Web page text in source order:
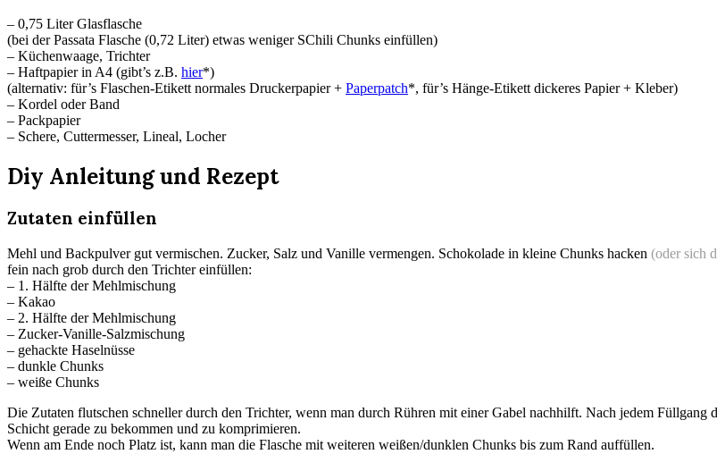
– 0,75 Liter Glasflasche
(bei der Passata Flasche (0,72 Liter) etwas weniger SChili Chunks einfüllen)
– Küchenwaage, Trichter
– Haftpapier in A4 (gibt’s z.B. hier*)
(alternativ: für’s Flaschen-Etikett normales Druckerpapier + Paperpatch*, für’s Hänge-Etikett dickeres Papier + Kleber)
– Kordel oder Band
– Packpapier
– Schere, Cuttermesser, Lineal, Locher
Diy Anleitung und Rezept
Zutaten einfüllen
Mehl und Backpulver gut vermischen. Zucker, Salz und Vanille vermengen. Schokolade in kleine Chunks hacken (oder sich
fein nach grob durch den Trichter einfüllen:
– 1. Hälfte der Mehlmischung
– Kakao
– 2. Hälfte der Mehlmischung
– Zucker-Vanille-Salzmischung
– gehackte Haselnüsse
– dunkle Chunks
– weiße Chunks
Die Zutaten flutschen schneller durch den Trichter, wenn man durch Rühren mit einer Gabel nachhilft. Nach jedem
Schicht gerade zu bekommen und zu komprimieren.
Wenn am Ende noch Platz ist, kann man die Flasche mit weiteren weißen/dunklen Chunks bis zum Rand auffüllen.